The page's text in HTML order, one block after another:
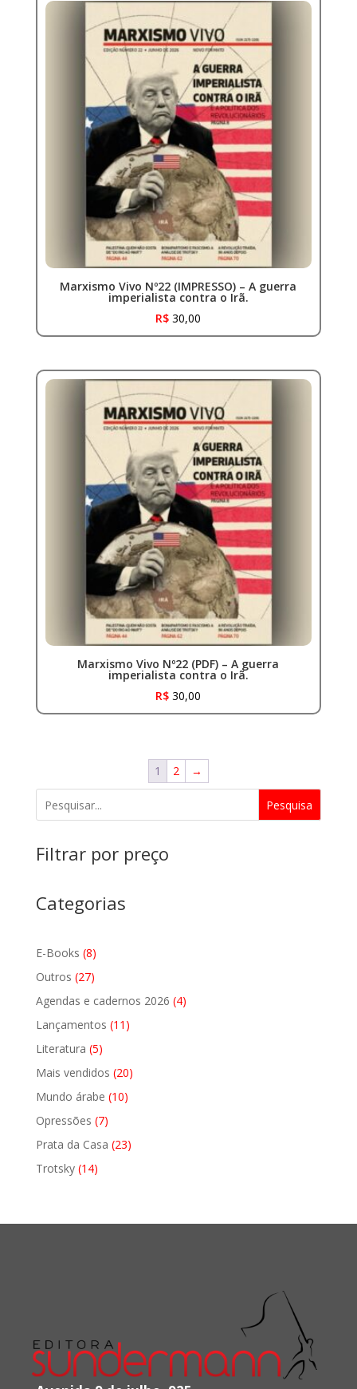
Marxismo Vivo Nº22 (IMPRESSO) – A guerra
imperialista contra o Irã.
R$ 30,00
Marxismo Vivo Nº22 (PDF) – A guerra
imperialista contra o Irã.
R$ 30,00
1 2 →
Pesquisa
Filtrar por preço
Categorias
E-Books 88
produtos
Outros 2727
produtos
Agendas e cadernos 2026 44
Lançamentos 11 11
Literatura 55
produtos
Mais vendidos 2020
Mundo árabe 1010
Opressões 77
produtos
Prata da Casa 2323
Trotsky 1414